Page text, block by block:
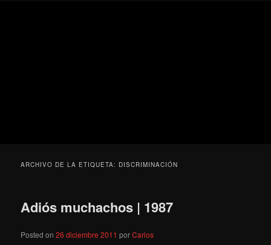
ARCHIVO DE LA ETIQUETA: DISCRIMINACIÓN
Adiós muchachos | 1987
Posted on26 diciembre 2011 porCarlos